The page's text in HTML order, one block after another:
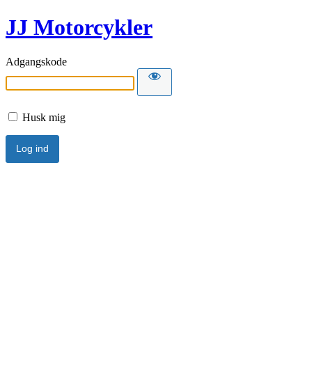
JJ Motorcykler
Adgangskode
Husk mig